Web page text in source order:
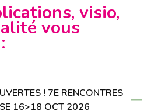
visio,
vous
! 7E RENCONTRES
16>18 OCT 2026